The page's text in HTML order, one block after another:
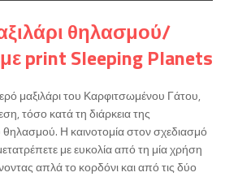
θηλασμού/
print Sleeping Planets
μαξιλάρι του Καρφιτσωμένου Γάτου,
τόσο κατά τη διάρκεια της
Η καινοτομία στον σχεδιασμό
με ευκολία από τη μία χρήση
απλά το κορδόνι και από τις δύο